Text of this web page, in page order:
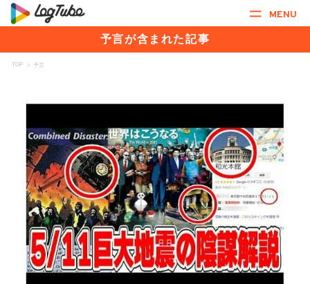
MENU
予言が含まれた記事
TOP > 予言